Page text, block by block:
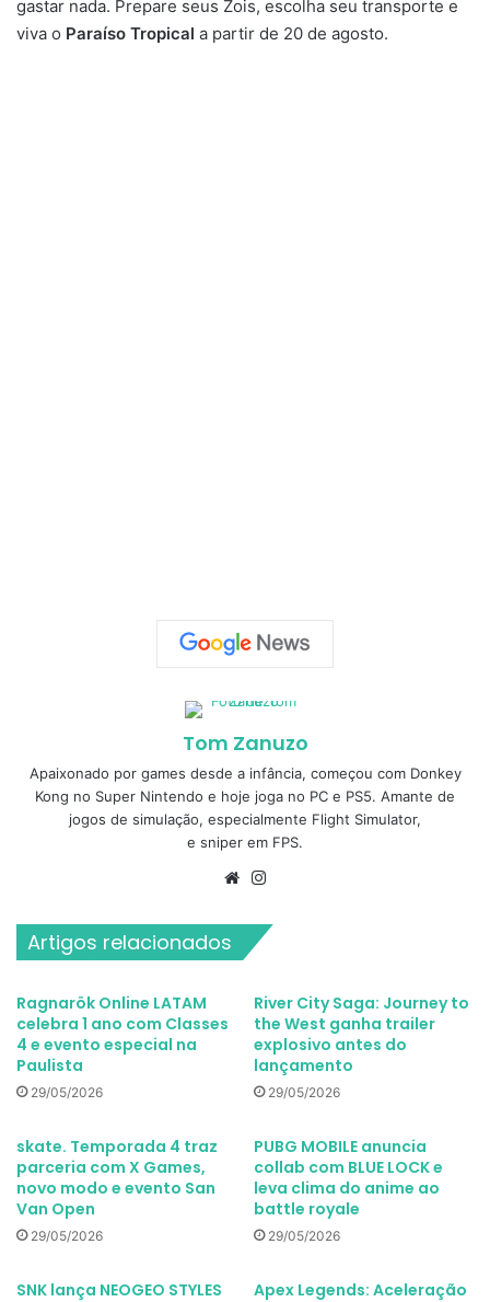
gastar nada. Prepare seus Zois, escolha seu transporte e
viva o Paraíso Tropical a partir de 20 de agosto.
Tom Zanuzo
Apaixonado por games desde a infância, começou com Donkey
Kong no Super Nintendo e hoje joga no PC e PS5. Amante de
jogos de simulação, especialmente Flight Simulator,
e sniper em FPS.
Website
Artigos relacionados
Ragnarök Online LATAM
celebra 1 ano com Classes
4 e evento especial na
Paulista
29/05/2026
River City Saga: Journey to
the West ganha trailer
explosivo antes do
lançamento
29/05/2026
skate. Temporada 4 traz
parceria com X Games,
novo modo e evento San
Van Open
29/05/2026
PUBG MOBILE anuncia
collab com BLUE LOCK e
leva clima do anime ao
battle royale
29/05/2026
SNK lança NEOGEO STYLES
Apex Legends: Aceleração